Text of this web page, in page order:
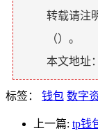
转载请注
（）。
本文地址：
标签： 钱包 数字
上一篇: tp钱